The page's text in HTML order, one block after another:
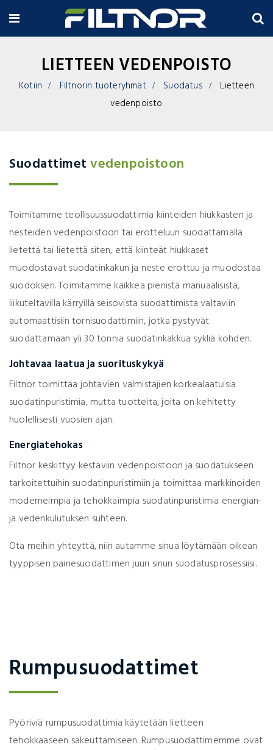
LIETTEEN VEDENPOISTO
Kotiin Filtnorin tuoteryhmät Suodatus
Lietteen
vedenpoisto
Suodattimet vedenpoistoon
Toimitamme teollisuussuodattimia kiinteiden hiukkasten ja
nesteiden vedenpoistoon tai erotteluun suodattamalla
lietettä tai lietettä siten, että kiinteät hiukkaset
muodostavat suodatinkakun ja neste erottuu ja muodostaa
suodoksen. Toimitamme kaikkea pienistä manuaalisista,
liikuteltavilla kärryillä seisovista suodattimista valtaviin
automaattisiin tornisuodattimiin, jotka pystyvät
suodattamaan yli 30 tonnia suodatinkakkua sykliä kohden.
Johtavaa laatua ja suorituskykyä
Filtnor toimittaa johtavien valmistajien korkealaatuisia
suodatinpuristimia, mutta tuotteita, joita on kehitetty
huolellisesti vuosien ajan.
Energiatehokas
Filtnor keskittyy kestäviin vedenpoistoon ja suodatukseen
tarkoitettuihin suodatinpuristimiin ja toimittaa markkinoiden
moderneimpia ja tehokkaimpia suodatinpuristimia energian-
ja vedenkulutuksen suhteen.
Ota meihin yhteyttä, niin autamme sinua löytämään oikean
tyyppisen painesuodattimen juuri sinun suodatusprosessiisi.
Rumpusuodattimet
Pyöriviä rumpusuodattimia käytetään lietteen
tehokkaaseen sakeuttamiseen. Rumpusuodattimemme ovat